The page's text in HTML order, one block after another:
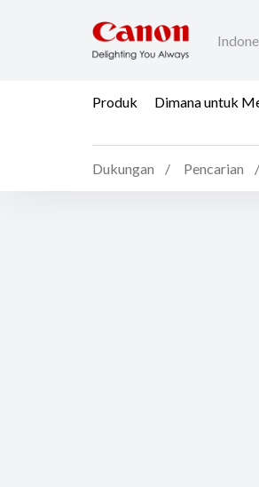
Produk Dimana untuk
Dukungan Pencarian